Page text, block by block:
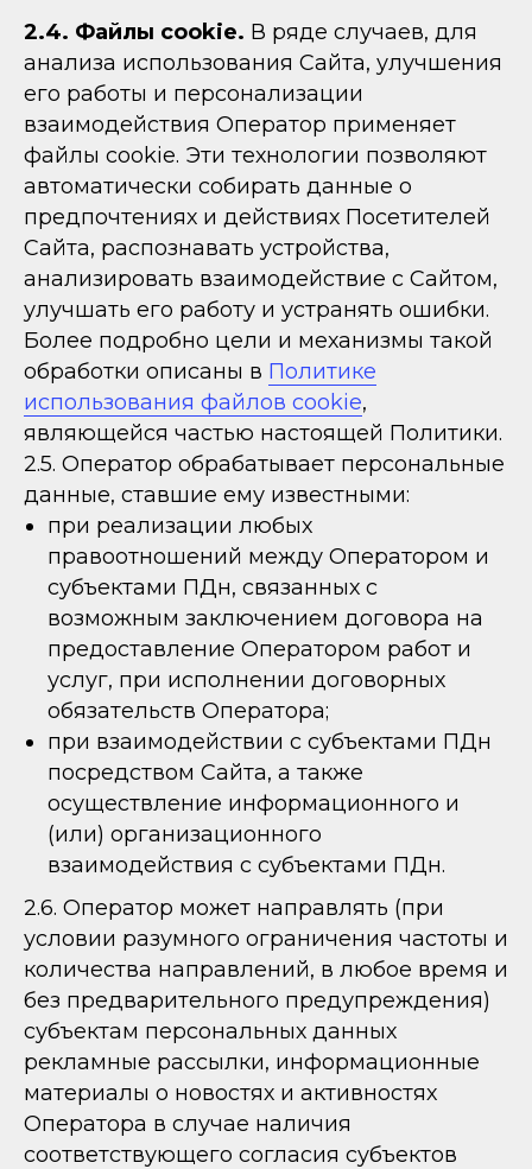
2.4. Файлы cookie. В ряде случаев, для
анализа использования Сайта, улучшения
его работы и персонализации
взаимодействия Оператор применяет
файлы cookie. Эти технологии позволяют
автоматически собирать данные о
предпочтениях и действиях Посетителей
Сайта, распознавать устройства,
анализировать взаимодействие с Сайтом,
улучшать его работу и устранять ошибки.
Более подробно цели и механизмы такой
обработки описаны в Политике
использования файлов cookie,
являющейся частью настоящей Политики.
2.5. Оператор обрабатывает персональные
данные, ставшие ему известными:
при реализации любых
правоотношений между Оператором и
субъектами ПДн, связанных с
возможным заключением договора на
предоставление Оператором работ и
услуг, при исполнении договорных
обязательств Оператора;
при взаимодействии с субъектами ПДн
посредством Сайта, а также
осуществление информационного и
(или) организационного
взаимодействия с субъектами ПДн.
2.6. Оператор может направлять (при
условии разумного ограничения частоты и
количества направлений, в любое время и
без предварительного предупреждения)
субъектам персональных данных
рекламные рассылки, информационные
материалы о новостях и активностях
Оператора в случае наличия
соответствующего согласия субъектов